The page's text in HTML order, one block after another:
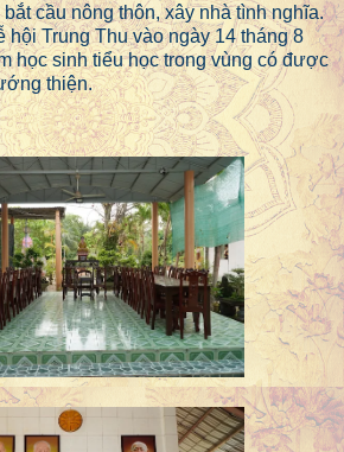
cầu nông thôn, xây nhà tình nghĩa.
hội Trung Thu vào ngày 14 tháng 8
học sinh tiểu học trong vùng có được
thiện.